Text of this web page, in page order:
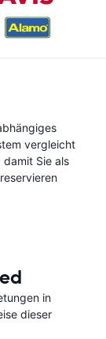
vergleicht
Sie als
in
dieser